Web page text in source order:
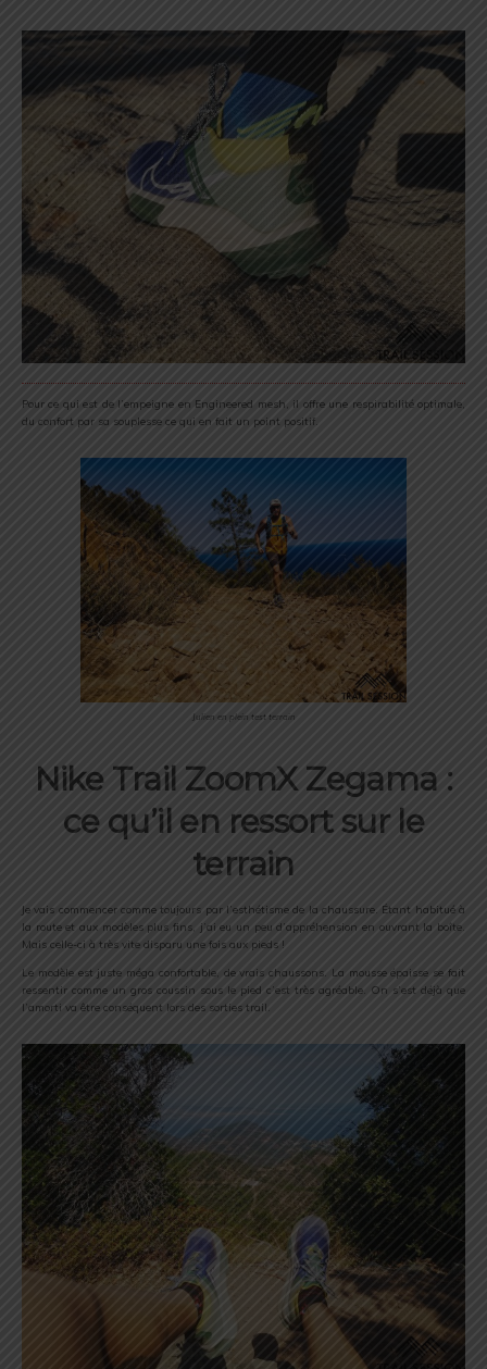
Pour ce qui est de l’empeigne en Engineered mesh, il offre une respirabilité optimale,
du confort par sa souplesse ce qui en fait un point positif.
Julien en plein test terrain
Nike Trail ZoomX Zegama :
ce qu’il en ressort sur le
terrain
Je vais commencer comme toujours par l’esthétisme de la chaussure. Étant habitué à
la route et aux modèles plus fins, j’ai eu un peu d’appréhension en ouvrant la boîte.
Mais celle-ci à très vite disparu une fois aux pieds !
Le modèle est juste méga confortable, de vrais chaussons. La mousse épaisse se fait
ressentir comme un gros coussin sous le pied c’est très agréable. On s’est déjà que
l’amorti va être conséquent lors des sorties trail.